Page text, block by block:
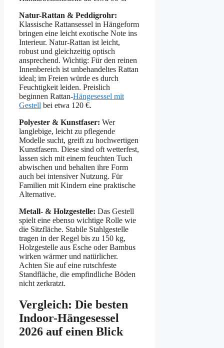
Natur-Rattan & Peddigrohr:
Klassische Rattansessel in Hängeform
bringen eine leicht exotische Note ins
Interieur. Natur-Rattan ist leicht,
robust und gleichzeitig optisch
ansprechend. Wichtig: Für den reinen
Innenbereich ist unbehandeltes Rattan
ideal; im Freien würde es durch
Feuchtigkeit leiden. Preislich
beginnen Rattan-Hängesessel mit
Gestell bei etwa 120 €.
Polyester & Kunstfaser: Wer
langlebige, leicht zu pflegende
Modelle sucht, greift zu hochwertigen
Kunstfasern. Diese sind oft wetterfest,
lassen sich mit einem feuchten Tuch
abwischen und behalten ihre Form
auch bei intensiver Nutzung. Für
Familien mit Kindern eine praktische
Alternative.
Metall- & Holzgestelle: Das Gestell
spielt eine ebenso wichtige Rolle wie
die Sitzfläche. Stabile Stahlgestelle
tragen in der Regel bis zu 150 kg,
Holzgestelle aus Esche oder Bambus
wirken wärmer und natürlicher.
Achten Sie auf eine rutschfeste
Standfläche, die empfindliche Böden
nicht zerkratzt.
Vergleich: Die besten
Indoor-Hängesessel
2026 auf einen Blick